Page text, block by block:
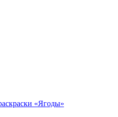
«Ягоды»